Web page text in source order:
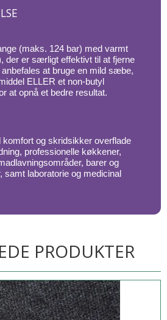
(maks. 124 bar) med varmt
der er særligt effektivt til at fjerne
at bruge en mild sæbe,
ELLER et non-butyl
at opnå et bedre resultat.
komfort og skridsikker overflade
professionelle køkkener,
barer og
samt laboratorie og medicinal
PRODUKTER